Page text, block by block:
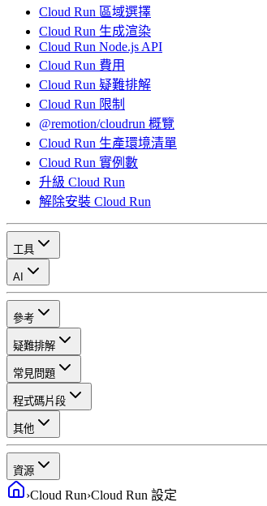
Cloud Run 區域選擇
Cloud Run 生成渲染
Cloud Run Node.js API
Cloud Run 費用
Cloud Run 疑難排解
Cloud Run 限制
@remotion/cloudrun 概覽
Cloud Run 生產環境清單
Cloud Run 實例數
升級 Cloud Run
解除安裝 Cloud Run
工具
AI
參考
疑難排解
常見問題
程式碼片段
其他
資源
›Cloud Run›Cloud Run 設定